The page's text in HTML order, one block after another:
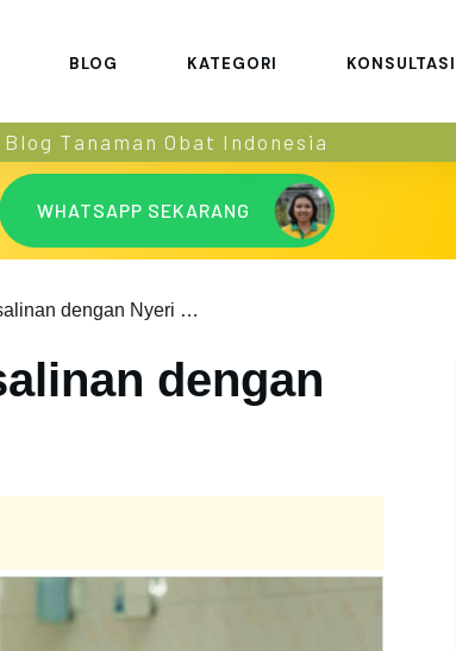
BLOG KATEGORI KONSULTASI
Blog Tanaman Obat Indonesia
WHATSAPP SEKARANG
Persalinan ILA: Persalinan dengan Nyeri yang Minimal
dengan